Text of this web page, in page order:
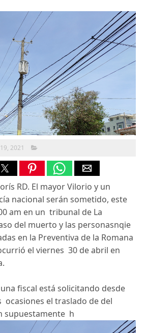
2021
RD. El mayor Vilorio y un
nacional serán sometido, este
am en un tribunal de La
del muerto y las personasnqie
en la Preventiva de la Romana
el viernes 30 de abril en
fiscal está solicitando desde
el traslado de del
supuestamente h